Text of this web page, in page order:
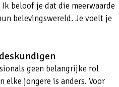
beloof je dat die meerwaarde
belevingswereld. Je voelt je
geen belangrijke rol
elke jongere is anders. Voor